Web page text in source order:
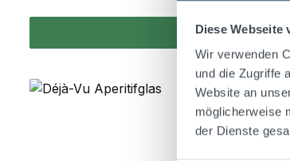
Diese Webseite
Wir verwenden
und die Zugriffe
Website an
möglicherweise
der Dienste